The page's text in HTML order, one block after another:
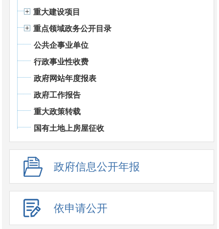
重大建设项目
重点领域政务公开目录
公共企事业单位
行政事业性收费
政府网站年度报表
政府工作报告
重大政策转载
国有土地上房屋征收
政府信息公开年报
依申请公开